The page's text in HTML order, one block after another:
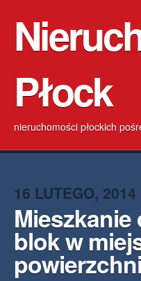
Płock
nieruchomości płockich
16 LUTEGO, 2014
blok w